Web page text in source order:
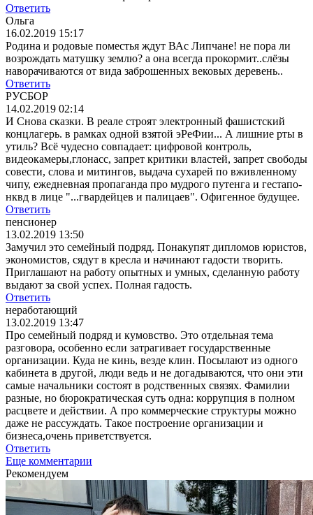
Ответить
Ольга
16.02.2019 15:17
Родина и родовые поместья ждут ВАс Липчане! не пора ли
возрождать матушку землю? а она всегда прокормит..слёзы
наворачиваются от вида заброшенных вековых деревень..
Ответить
РУСБОР
14.02.2019 02:14
И Снова сказки. В реале строят электронный фашистский
концлагерь. в рамках одной взятой эРеФии... А лишние рты в
утиль? Всё чудесно совпадает: цифровой контроль,
видеокамеры,глонасс, запрет критики властей, запрет свободы
совести, слова и митингов, выдача сухарей по вживленному
чипу, ежедневная пропаганда про мудрого путенга и гестапо-
нквд в лице "...гвардейцев и палицаев". Офигенное будущее.
Ответить
пенсионер
13.02.2019 13:50
Замучил это семейный подряд. Понакупят дипломов юристов,
экономистов, сядут в кресла и начинают гадости творить.
Приглашают на работу опытных и умных, сделанную работу
выдают за свой успех. Полная гадость.
Ответить
неработающий
13.02.2019 13:47
Про семейный подряд и кумовство. Это отдельная тема
разговора, особенно если затрагивает государственные
организации. Куда не кинь, везде клин. Посылают из одного
кабинета в другой, люди ведь и не догадываются, что они эти
самые начальники состоят в родственных связях. Фамилии
разные, но бюрократическая суть одна: коррупция в полном
расцвете и действии. А про коммерческие структуры можно
даже не рассуждать. Такое построение организации и
бизнеса,очень приветствуется.
Ответить
Еще комментарии
Рекомендуем